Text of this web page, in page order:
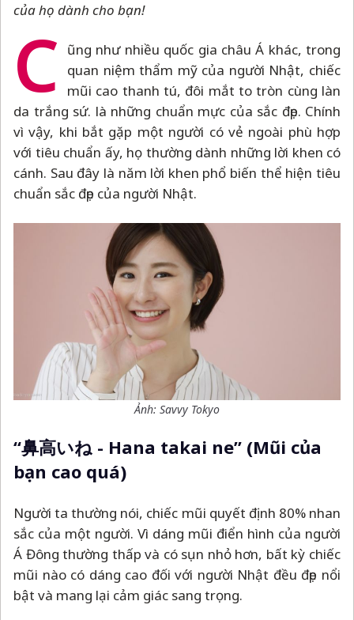
của họ dành cho bạn!
C
ũng như nhiều quốc gia châu Á khác, trong
quan niệm thẩm mỹ của người Nhật, chiếc
mũi cao thanh tú, đôi mắt to tròn cùng làn
da trắng sứ. là những chuẩn mực của sắc đẹp. Chính
vì vậy, khi bắt gặp một người có vẻ ngoài phù hợp
với tiêu chuẩn ấy, họ thường dành những lời khen có
cánh. Sau đây là năm lời khen phổ biến thể hiện tiêu
chuẩn sắc đẹp của người Nhật.
Ảnh: Savvy Tokyo
“鼻高いね - Hana takai ne” (Mũi của
bạn cao quá)
Người ta thường nói, chiếc mũi quyết định 80% nhan
sắc của một người. Vì dáng mũi điển hình của người
Á Đông thường thấp và có sụn nhỏ hơn, bất kỳ chiếc
mũi nào có dáng cao đối với người Nhật đều đẹp nổi
bật và mang lại cảm giác sang trọng.